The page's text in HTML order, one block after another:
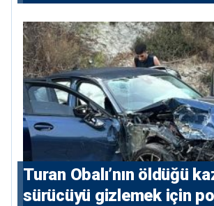
Turan Obalı’nın öldüğü
sürücüyü gizlemek için